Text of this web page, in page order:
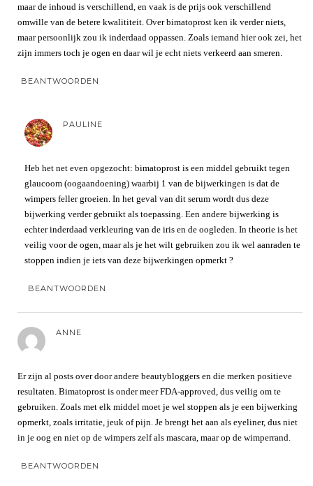
maar de inhoud is verschillend, en vaak is de prijs ook verschillend
omwille van de betere kwalititeit. Over bimatoprost ken ik verder niets,
maar persoonlijk zou ik inderdaad oppassen. Zoals iemand hier ook zei, het
zijn immers toch je ogen en daar wil je echt niets verkeerd aan smeren.
BEANTWOORDEN
PAULINE
Heb het net even opgezocht: bimatoprost is een middel gebruikt tegen
glaucoom (oogaandoening) waarbij 1 van de bijwerkingen is dat de
wimpers feller groeien. In het geval van dit serum wordt dus deze
bijwerking verder gebruikt als toepassing. Een andere bijwerking is
echter inderdaad verkleuring van de iris en de oogleden. In theorie is het
veilig voor de ogen, maar als je het wilt gebruiken zou ik wel aanraden te
stoppen indien je iets van deze bijwerkingen opmerkt ?
BEANTWOORDEN
ANNE
Er zijn al posts over door andere beautybloggers en die merken positieve
resultaten. Bimatoprost is onder meer FDA-approved, dus veilig om te
gebruiken. Zoals met elk middel moet je wel stoppen als je een bijwerking
opmerkt, zoals irritatie, jeuk of pijn. Je brengt het aan als eyeliner, dus niet
in je oog en niet op de wimpers zelf als mascara, maar op de wimperrand.
BEANTWOORDEN